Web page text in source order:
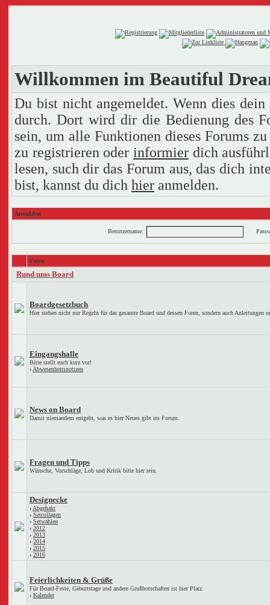
Willkommen im Beautiful
Du bist nicht angemeldet. Wenn dies
durch. Dort wird dir die Bedienung des
sein, um alle Funktionen dieses Forums
zu registrieren oder informierdich
lesen, such dir das Forum aus, das dich
bist, kannst du dich hier anmelden.
Anmelden
Benutzername:
Foren
Rund ums Board
Boardgesetzbuch
Hier stehen nicht nur Regeln für das gesamte Board und dessen Foren, sondern auch Anleitungen
Eingangshalle
Bitte stellt euch kurz vor!
› Abwesenheitsnotizen
News on Board
Damit niemandem entgeht, was es hier Neues gibt im Forum.
Fragen und Tipps
Wünsche, Vorschläge, Lob und Kritik bitte hier rein.
Designecke
› Abgehakt
› Setcollagen
› Setwahlen
› 2012
› 2013
› 2014
› 2015
› 2016
Feierlichkeiten & Grüße
Für Board-Feste, Geburtstage und andere Grußbotschaften ist hier Platz.
› Kalender